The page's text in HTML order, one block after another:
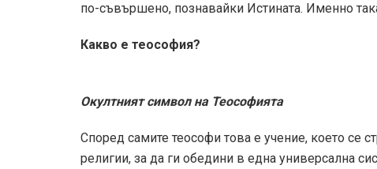
по-съвършено, познавайки Истината. Именно
Какво е теософия?
Окултният символ на Теософията
Според самите теософи това е учение, което се
религии, за да ги обедини в една универсална